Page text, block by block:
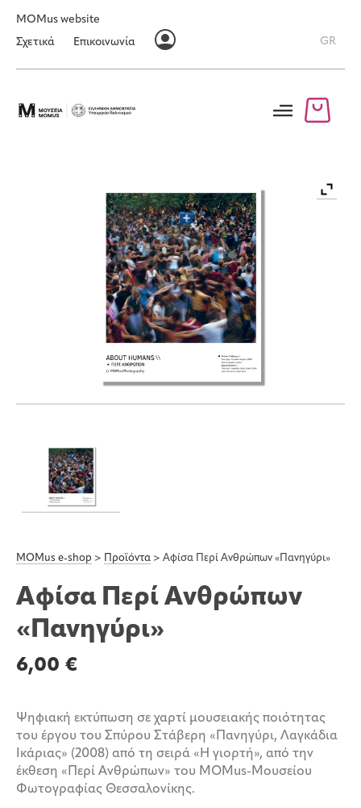
MOMus website
Σχετικά
Επικοινωνία GR
MOMus e-shop > Προϊόντα > Αφίσα Περί Ανθρώπων «Πανηγύρι»
Αφίσα Περί Ανθρώπων
«Πανηγύρι»
6,00 €
Ψηφιακή εκτύπωση σε χαρτί μουσειακής ποιότητας
του έργου του Σπύρου Στάβερη «Πανηγύρι, Λαγκάδια
Ικάριας» (2008) από τη σειρά «Η γιορτή», από την
έκθεση «Περί Ανθρώπων» του MOMus-Μουσείου
Φωτογραφίας Θεσσαλονίκης.